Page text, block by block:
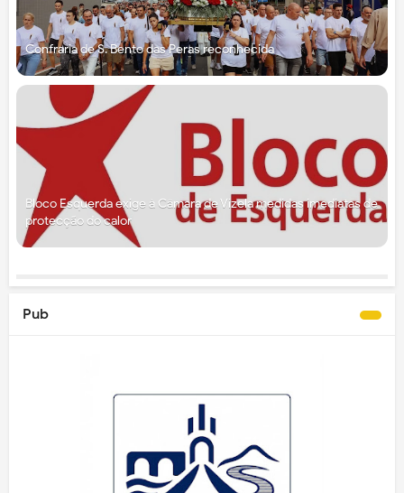
Confraria de S. Bento das Peras reconhecida
Bloco Esquerda exige à Câmara de Vizela medidas imediatas de
protecção do calor
Pub